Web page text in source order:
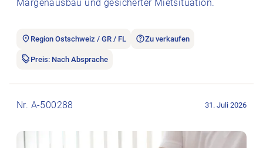
Margenausbau und gesicherter Mietsituation.
Region Ostschweiz / GR / FL Zu verkaufen
Preis: Nach Absprache
Nr. A-500288 31. Juli 2026